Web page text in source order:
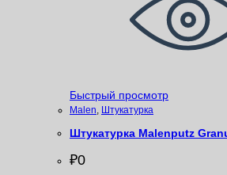
Быстрый просмотр
Malen Штукатурка
Штукатурка Malenputz
₽0